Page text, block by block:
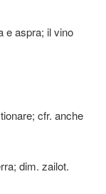
e aspra; il vino
cfr. anche
dim. zailot.